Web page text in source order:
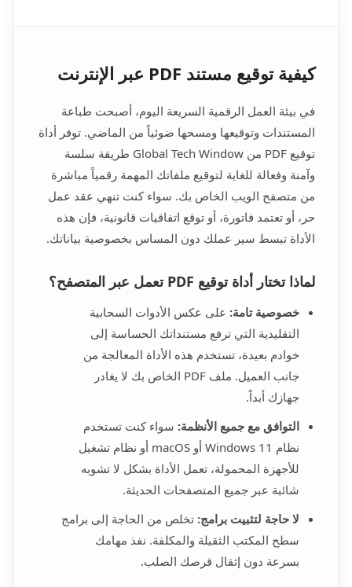
كيفية توقيع مستند PDF عبر الإنترنت
في بيئة العمل الرقمية السريعة اليوم، أصبحت طباعة
المستندات وتوقيعها ومسحها ضوئياً من الماضي. توفر أداة
توقيع PDF من Global Tech Window طريقة سلسة
وآمنة وفعالة للغاية لتوقيع ملفاتك المهمة رقمياً مباشرة
من متصفح الويب الخاص بك. سواء كنت تنهي عقد عمل
حر، أو تعتمد فاتورة، أو توقع اتفاقيات قانونية، فإن هذه
الأداة تبسط سير عملك دون المساس بخصوصية بياناتك.
لماذا تختار أداة توقيع PDF تعمل عبر المتصفح؟
خصوصية تامة: على عكس الأدوات السحابية
التقليدية التي ترفع مستنداتك الحساسة إلى
خوادم بعيدة، تستخدم هذه الأداة المعالجة من
جانب العميل. ملف PDF الخاص بك لا يغادر
جهازك أبداً.
التوافق مع جميع الأنظمة: سواء كنت تستخدم
نظام Windows 11 أو macOS أو نظام تشغيل
للأجهزة المحمولة، تعمل الأداة بشكل لا تشوبه
شائبة عبر جميع المتصفحات الحديثة.
لا حاجة لتثبيت برامج: تخلص من الحاجة إلى برامج
سطح المكتب الثقيلة والمكلفة. نفذ مهامك
بسرعة دون إثقال قرصك الصلب.